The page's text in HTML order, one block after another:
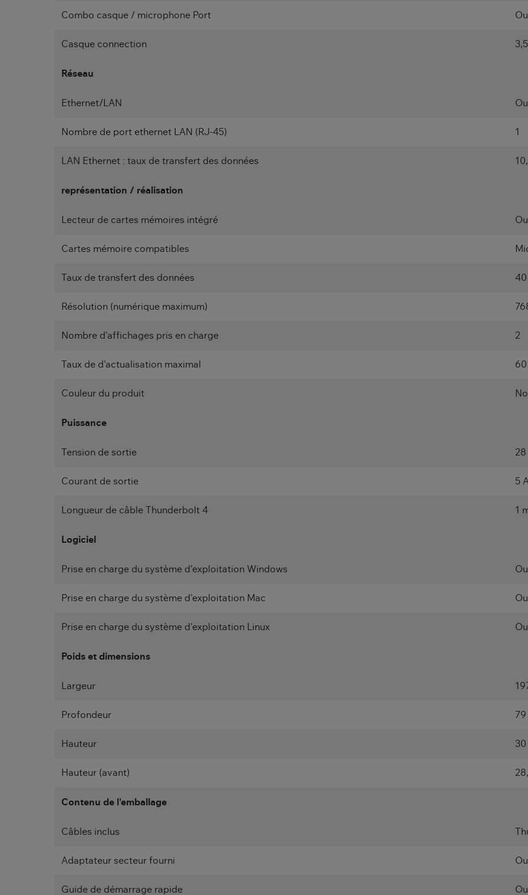
Combo casque / microphone Port
Casque connection
Réseau
Ethernet/LAN
Nombre de port ethernet LAN (RJ-45) 1
LAN Ethernet : taux de transfert des données
représentation / réalisation
Lecteur de cartes mémoires intégré
Cartes mémoire compatibles
Taux de transfert des données
Résolution (numérique maximum)
Nombre d'affichages pris en charge 2
Taux de d'actualisation maximal 60
Couleur du produit
Puissance
Tension de sortie 28
Courant de sortie 5 A
Longueur de câble Thunderbolt 4 1
Logiciel
Prise en charge du système d'exploitation Windows
Prise en charge du système d'exploitation Mac
Prise en charge du système d'exploitation Linux
Poids et dimensions
Largeur
Profondeur
Hauteur 30
Hauteur (avant)
Contenu de l'emballage
Câbles inclus
Adaptateur secteur fourni
Guide de démarrage rapide